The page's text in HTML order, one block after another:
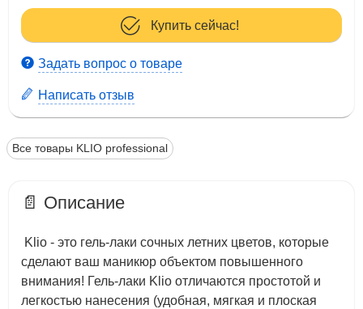
Купить сейчас!
Задать вопрос о товаре
Написать отзыв
Все товары KLIO professional
📄 Описание
Klio - это гель-лаки сочных летних цветов, которые
сделают ваш маникюр объектом повышенного
внимания! Гель-лаки Klio отличаются простотой и
легкостью нанесения (удобная, мягкая и плоская